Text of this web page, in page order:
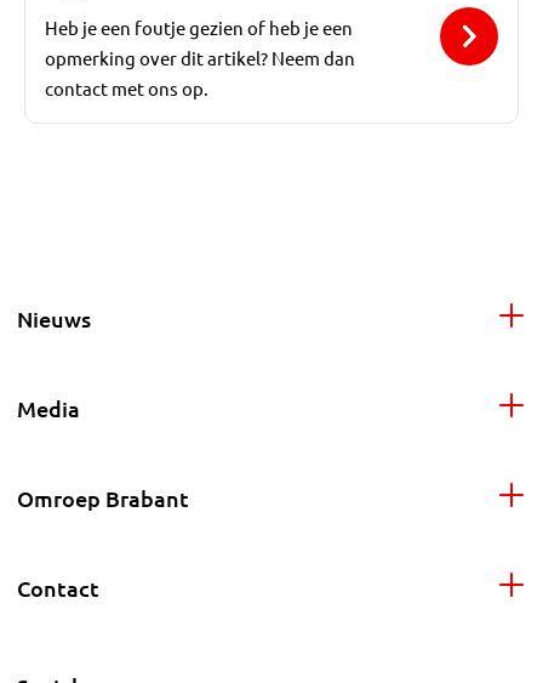
Heb je een foutje gezien of heb je een
opmerking over dit artikel? Neem dan
contact met ons op.
Nieuws
Media
Omroep Brabant
Contact